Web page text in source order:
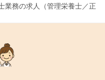
業務の求人（管理栄養士／正